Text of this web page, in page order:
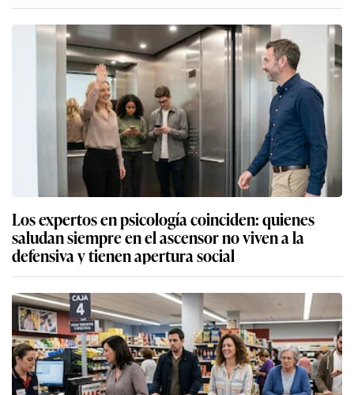
Los expertos en psicología coinciden: quienes
saludan siempre en el ascensor no viven a la
defensiva y tienen apertura social